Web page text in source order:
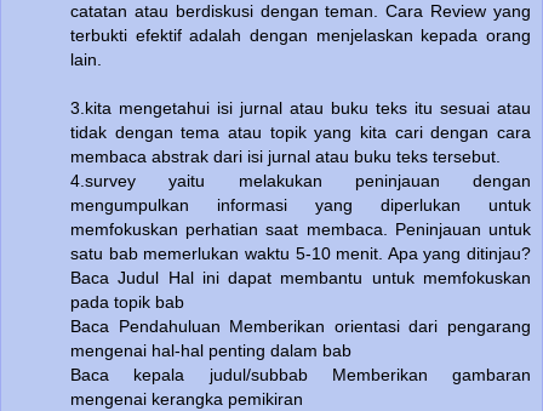
catatan atau berdiskusi dengan teman. Cara Review yang
terbukti efektif adalah dengan menjelaskan kepada orang
lain.
3.kita mengetahui isi jurnal atau buku teks itu sesuai atau
tidak dengan tema atau topik yang kita cari dengan cara
membaca abstrak dari isi jurnal atau buku teks tersebut.
4.survey yaitu melakukan peninjauan dengan
mengumpulkan informasi yang diperlukan untuk
memfokuskan perhatian saat membaca. Peninjauan untuk
satu bab memerlukan waktu 5-10 menit. Apa yang ditinjau?
Baca Judul Hal ini dapat membantu untuk memfokuskan
pada topik bab
Baca Pendahuluan Memberikan orientasi dari pengarang
mengenai hal-hal penting dalam bab
Baca kepala judul/subbab Memberikan gambaran
mengenai kerangka pemikiran